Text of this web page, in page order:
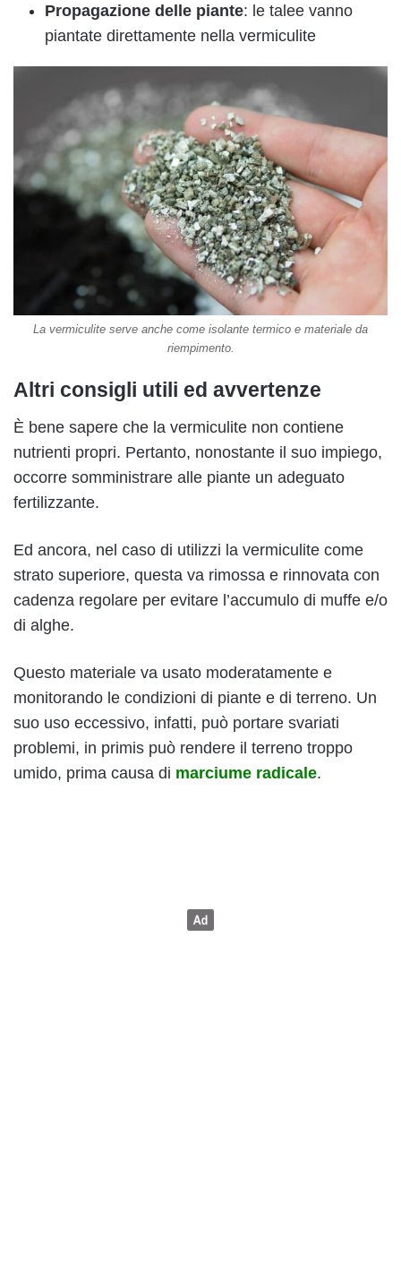
Propagazione delle piante: le talee vanno
piantate direttamente nella vermiculite
La vermiculite serve anche come isolante termico e materiale da
riempimento.
Altri consigli utili ed avvertenze
È bene sapere che la vermiculite non contiene
nutrienti propri. Pertanto, nonostante il suo impiego,
occorre somministrare alle piante un adeguato
fertilizzante.
Ed ancora, nel caso di utilizzi la vermiculite come
strato superiore, questa va rimossa e rinnovata con
cadenza regolare per evitare l’accumulo di muffe e/o
di alghe.
Questo materiale va usato moderatamente e
monitorando le condizioni di piante e di terreno. Un
suo uso eccessivo, infatti, può portare svariati
problemi, in primis può rendere il terreno troppo
umido, prima causa di marciume radicale.